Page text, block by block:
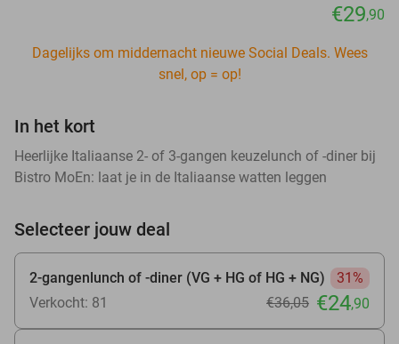
€29,90
Dagelijks om middernacht nieuwe Social Deals. Wees
snel, op = op!
In het kort
Heerlijke Italiaanse 2- of 3-gangen keuzelunch of -diner bij
Bistro MoEn: laat je in de Italiaanse watten leggen
Selecteer jouw deal
2-gangenlunch of -diner (VG + HG of HG + NG)
31%
Verkocht: 81
€36,05 €24,90